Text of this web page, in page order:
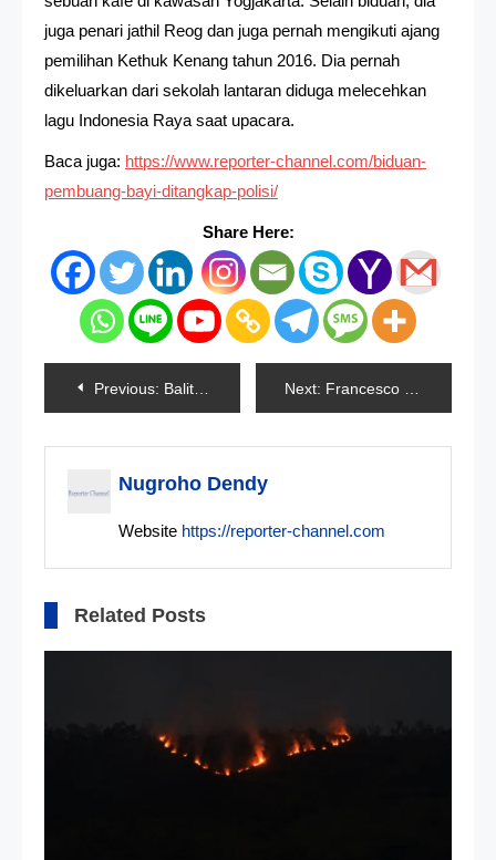
juga penari jathil Reog dan juga pernah mengikuti ajang
pemilihan Kethuk Kenang tahun 2016. Dia pernah
dikeluarkan dari sekolah lantaran diduga melecehkan
lagu Indonesia Raya saat upacara.
Baca juga: https://www.reporter-channel.com/biduan-
pembuang-bayi-ditangkap-polisi/
Share Here:
Navigasi
pos
Previous: Balita Dicekoki Narkoba Oleh Tetangga Next: Francesco Bagnaia Rajai GP Mugello
Nugroho Dendy
Website https://reporter-channel.com
Related Posts